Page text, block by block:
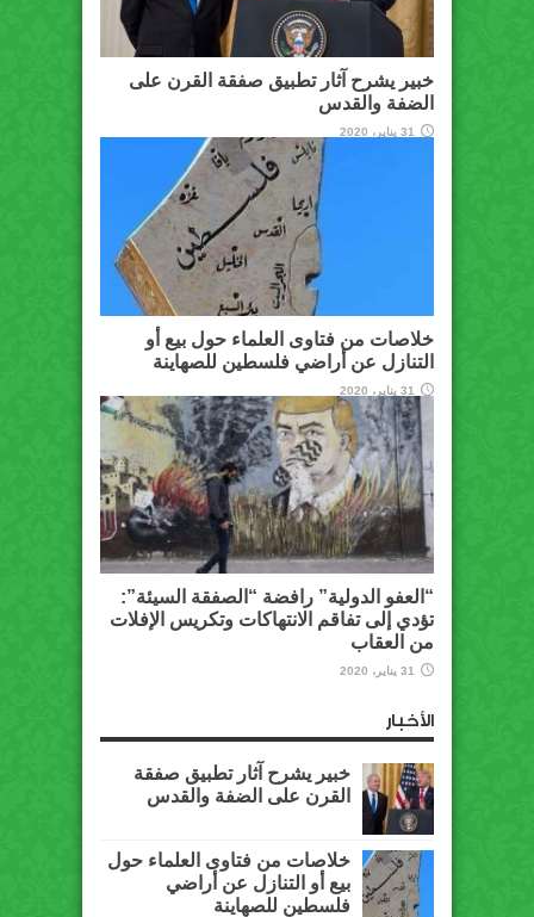
خبير يشرح آثار تطبيق صفقة القرن على
الضفة والقدس
31 يناير، 2020
خلاصات من فتاوى العلماء حول بيع أو
التنازل عن أراضي فلسطين للصهاينة
31 يناير، 2020
“العفو الدولية” رافضة “الصفقة السيئة”:
تؤدي إلى تفاقم الانتهاكات وتكريس الإفلات
من العقاب
31 يناير، 2020
الأخبار
خبير يشرح آثار تطبيق صفقة
القرن على الضفة والقدس
خلاصات من فتاوى العلماء حول
بيع أو التنازل عن أراضي
فلسطين للصهاينة